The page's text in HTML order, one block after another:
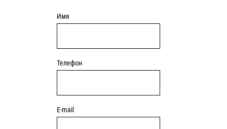
Имя
Телефон
E-mail